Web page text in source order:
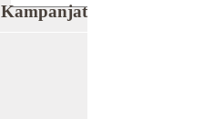
Kampanjat